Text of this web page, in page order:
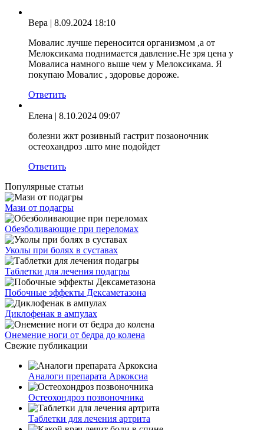
Вера | 8.09.2024 18:10
Мовалис лучше переносится организмом ,а от
Мелоксикама поднимается давление.Не зря цена у
Мовалиса намного выше чем у Мелоксикама. Я
покупаю Мовалис , здоровье дороже.
Ответить
Елена | 8.10.2024 09:07
болезни жкт розивный гастрит позаоночник
остеохандроз .што мне подойдет
Ответить
Популярные статьи
Мази от подагры
Обезболивающие при переломах
Уколы при болях в суставах
Таблетки для лечения подагры
Побочные эффекты Дексаметазона
Диклофенак в ампулах
Онемение ноги от бедра до колена
Свежие публикации
Аналоги препарата Аркоксиа
Остеохондроз позвоночника
Таблетки для лечения артрита